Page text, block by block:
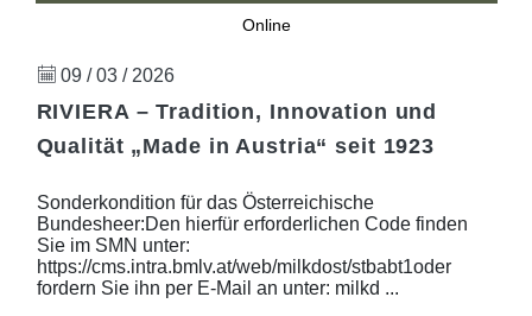
Online
09 / 03 / 2026
RIVIERA – Tradition, Innovation und
Qualität „Made in Austria“ seit 1923
Sonderkondition für das Österreichische
Bundesheer:Den hierfür erforderlichen Code finden
Sie im SMN unter:
https://cms.intra.bmlv.at/web/milkdost/stbabt1oder
fordern Sie ihn per E-Mail an unter: milkd ...